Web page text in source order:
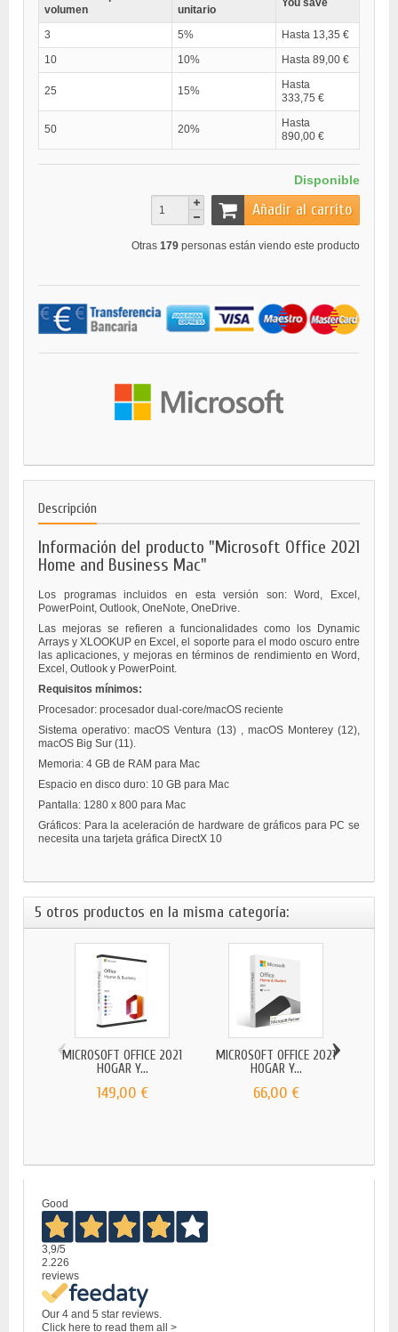
volumen
unitario
You save
3 5%
Hasta 13,35 €
10
10% Hasta 89,00 €
25 15%
Hasta
333,75 €
50 20%
Hasta
890,00 €
Disponible
Añadir al carrito
Otras 179 personas están viendo este producto
Descripción
Información del producto "Microsoft Office 2021
Home and Business Mac"
Los programas incluidos en esta versión son: Word, Excel,
PowerPoint, Outlook, OneNote, OneDrive.
Las mejoras se refieren a funcionalidades como los Dynamic
Arrays y XLOOKUP en Excel, el soporte para el modo oscuro entre
las aplicaciones, y mejoras en términos de rendimiento en Word,
Excel, Outlook y PowerPoint.
Requisitos mínimos:
Procesador: procesador dual-core/macOS reciente
Sistema operativo: macOS Ventura (13) , macOS Monterey (12),
macOS Big Sur (11).
Memoria: 4 GB de RAM para Mac
Espacio en disco duro: 10 GB para Mac
Pantalla: 1280 x 800 para Mac
Gráficos: Para la aceleración de hardware de gráficos para PC se
necesita una tarjeta gráfica DirectX 10
5 otros productos en la misma categoría:
MICROSOFT OFFICE 2021
HOGAR Y...
149,00 €
MICROSOFT OFFICE 2021
HOGAR Y...
66,00 €
‹ ›
Good
3,9/5
2.226
reviews
Our 4 and 5 star reviews.
Click here to read them all >